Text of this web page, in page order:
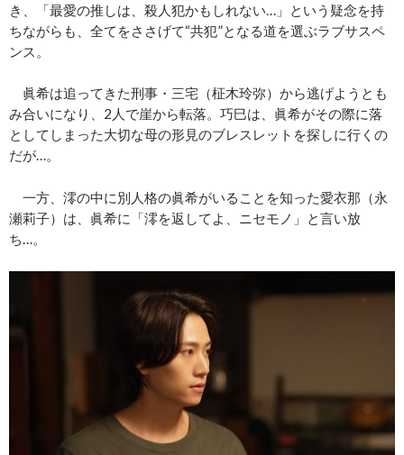
き、「最愛の推しは、殺人犯かもしれない…」という疑念を持
ちながらも、全てをささげて“共犯”となる道を選ぶラブサスペ
ンス。
眞希は追ってきた刑事・三宅（柾木玲弥）から逃げようとも
み合いになり、2人で崖から転落。巧巳は、眞希がその際に落
としてしまった大切な母の形見のブレスレットを探しに行くの
だが…。
一方、澪の中に別人格の眞希がいることを知った愛衣那（永
瀬莉子）は、眞希に「澪を返してよ、ニセモノ」と言い放
ち…。